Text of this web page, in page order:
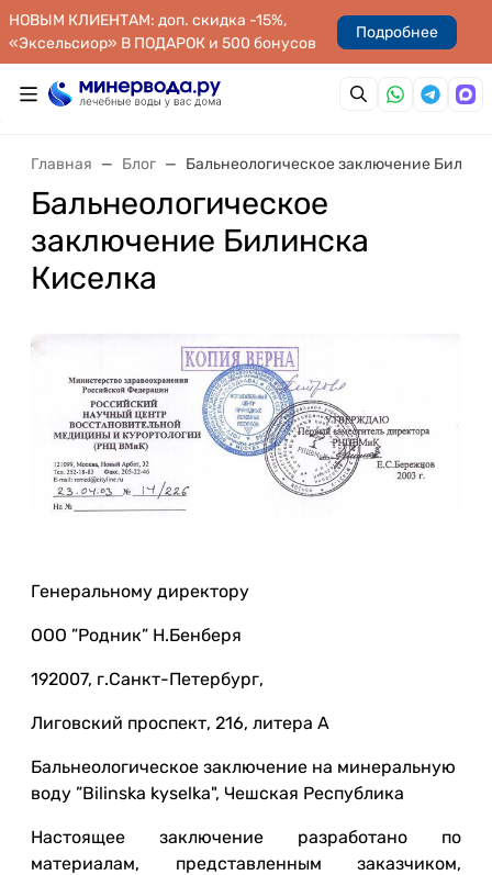
НОВЫМ КЛИЕНТАМ: доп. скидка -15%,
«Эксельсиор» В ПОДАРОК и 500 бонусов
Подробнее
Главная Блог Бальнеологическое заключение
Бальнеологическое
заключение Билинска
Киселка
Генеральному директору
ООО ”Родник” Н.Бенберя
192007, г.Санкт-Петербург,
Лиговский проспект, 216, литера А
Бальнеологическое заключение на минеральную
воду ”Bilinska kyselka", Чешская Республика
Настоящее заключение разработано по
материалам, представленным заказчиком,